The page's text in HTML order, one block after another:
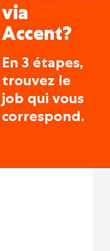
via
Accent?
En 3 étapes,
trouvez le
job qui vous
correspond.